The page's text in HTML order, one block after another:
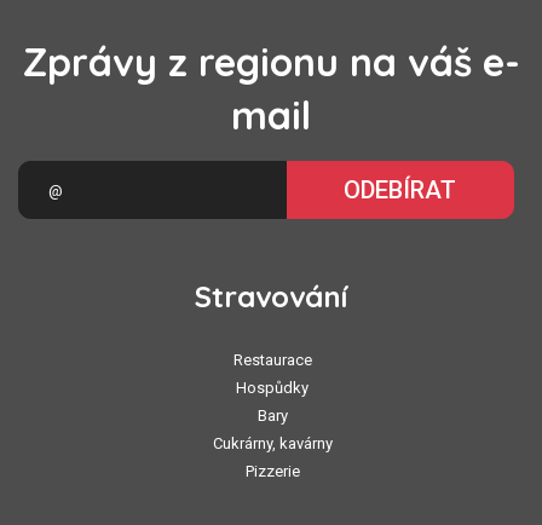
Zprávy z regionu na váš e-
mail
ODEBÍRAT
Stravování
Restaurace
Hospůdky
Bary
Cukrárny, kavárny
Pizzerie